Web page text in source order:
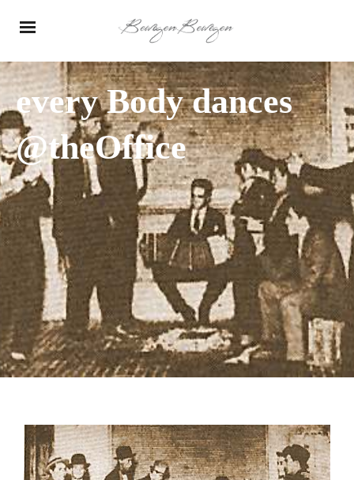
every Body dances
@theOffice